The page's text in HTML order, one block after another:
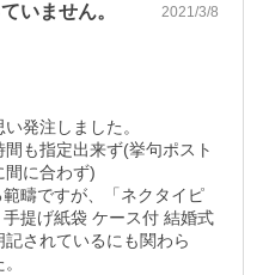
いません。 2021/3/8
発注しました。
も指定出来ず(挙句ポスト
間に合わず)
範疇ですが、「ネクタイピ
提げ紙袋 ケース付 結婚式
されているにも関わら